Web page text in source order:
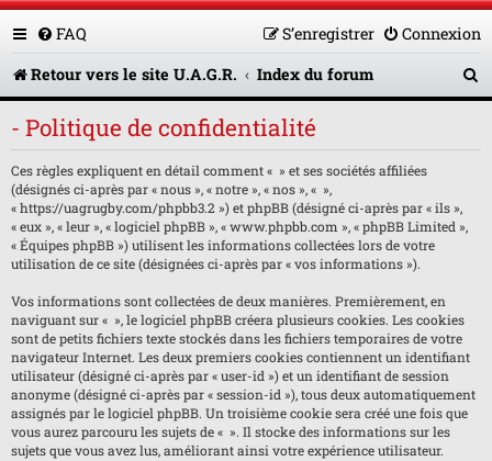
FAQ Connexion
S’enregistrer
Retour vers le site U.A.G.R.
Index du forum
e
- Politique de confidentialité
Ces règles expliquent en détail comment « » et ses sociétés affiliées
(désignés ci-après par « nous », « notre », « nos », « »,
« https://uagrugby.com/phpbb3.2 ») et phpBB (désigné ci-après par « ils »,
« eux », « leur », « logiciel phpBB », « www.phpbb.com », « phpBB Limited »,
« Équipes phpBB ») utilisent les informations collectées lors de votre
utilisation de ce site (désignées ci-après par « vos informations »).
Vos informations sont collectées de deux manières. Premièrement, en
naviguant sur « », le logiciel phpBB créera plusieurs cookies. Les cookies
sont de petits fichiers texte stockés dans les fichiers temporaires de votre
navigateur Internet. Les deux premiers cookies contiennent un identifiant
utilisateur (désigné ci-après par « user-id ») et un identifiant de session
anonyme (désigné ci-après par « session-id »), tous deux automatiquement
assignés par le logiciel phpBB. Un troisième cookie sera créé une fois que
vous aurez parcouru les sujets de « ». Il stocke des informations sur les
sujets que vous avez lus, améliorant ainsi votre expérience utilisateur.